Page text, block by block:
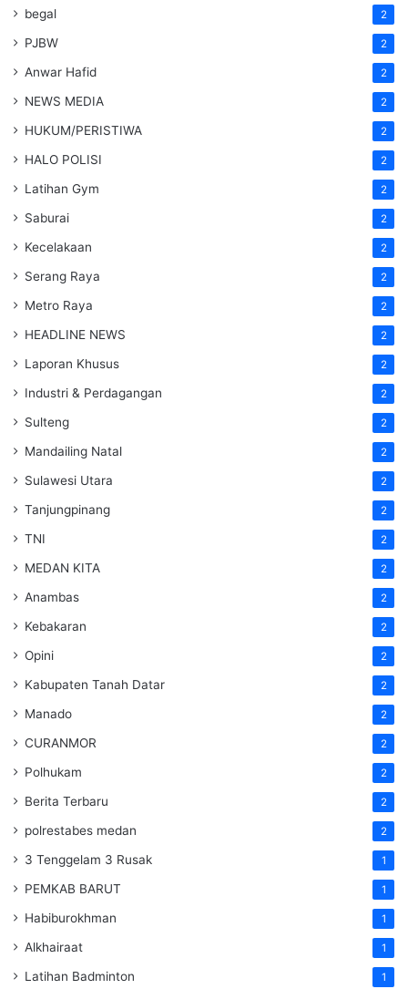
begal 2
PJBW 2
Anwar Hafid 2
NEWS MEDIA 2
HUKUM/PERISTIWA 2
HALO POLISI 2
Latihan Gym 2
Saburai 2
Kecelakaan 2
Serang Raya 2
Metro Raya 2
HEADLINE NEWS 2
Laporan Khusus 2
Industri & Perdagangan 2
Sulteng 2
Mandailing Natal 2
Sulawesi Utara 2
Tanjungpinang 2
TNI 2
MEDAN KITA 2
Anambas 2
Kebakaran 2
Opini 2
Kabupaten Tanah Datar 2
Manado 2
CURANMOR 2
Polhukam 2
Berita Terbaru 2
polrestabes medan 2
3 Tenggelam 3 Rusak 1
PEMKAB BARUT 1
Habiburokhman 1
Alkhairaat 1
Latihan Badminton 1